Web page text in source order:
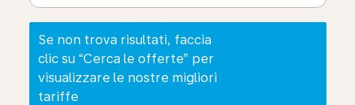
Se non trova risultati, faccia
clic su “Cerca le offerte” per
visualizzare le nostre migliori
tariffe